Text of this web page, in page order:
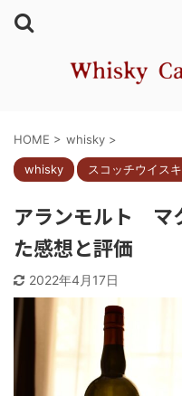
HOME > whisky >
whisky スコッチウイス
アランモルト マ
た感想と評価
2022年4月17日